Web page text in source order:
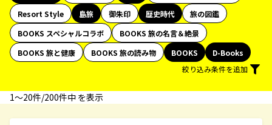
Resort Style
島旅 御朱印 歴史時代
旅の図鑑
BOOKS スペシャルコラボ
BOOKS 旅の名言＆絶景
BOOKS 旅と健康
BOOKS 旅の読み物 BOOKS
D-Books
絞り込み条件を追加
1〜20件/200件中 を表示